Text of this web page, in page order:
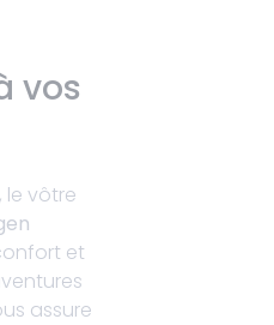
vos
le vôtre
et
assure